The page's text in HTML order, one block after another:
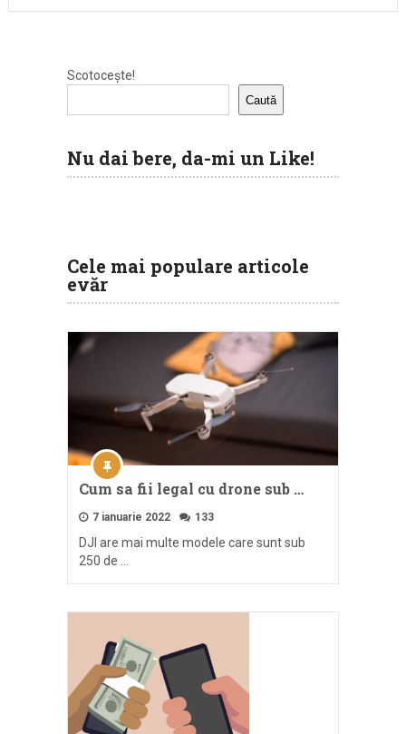
Scotocește!
Caută
Nu dai bere, da-mi un Like!
Cele mai populare articole
evăr
Cum sa fii legal cu drone sub …
7 ianuarie 2022 133
DJI are mai multe modele care sunt sub
250 de …